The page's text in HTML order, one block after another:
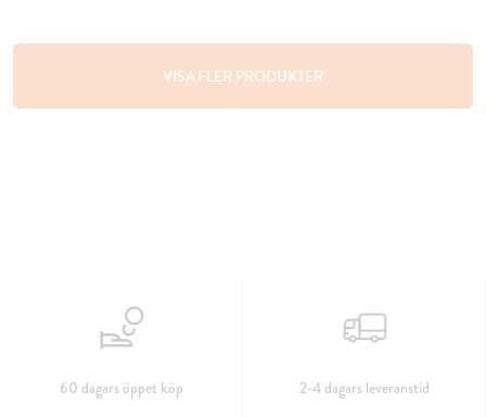
VISA FLER PRODUKTER
60 dagars öppet köp 2-4 dagars leveranstid